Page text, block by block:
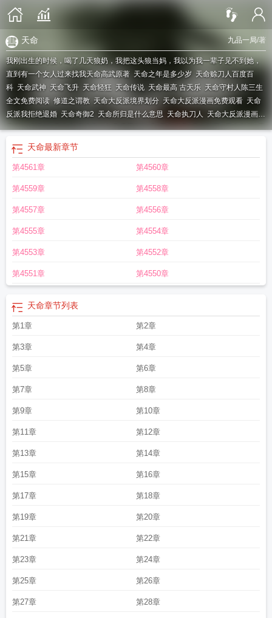
九品一局/著
天命
我刚出生的时候，喝了几天狼奶，我把这头狼当妈，我以为我一辈子见不到她，
直到有一个女人过来找我天命高武原著 天命之年是多少岁 天命赊刀人百度百
科 天命武神 天命飞升 天命轻狂 天命传说 天命最高 古天乐 天命守村人陈三生
全文免费阅读 修道之谓教 天命大反派境界划分 天命大反派漫画免费观看 天命
反派我拒绝退婚 天命奇御2 天命所归是什么意思 天命执刀人 天命大反派漫画免
费下拉式漫画天命大反派漫画免费观看下拉式天命师兄天命机甲天命所归天
命大反派顾长歌
天命胎珠
反派免费观看漫画
芒修道之谓教什么意思 天命难违天命反派
steam
天命之女 天命是什么意思
命什么意思
天命之年圆夙愿
游天命为凰 天命在我桉柏天命阎罗
之子天命赊刀人 天命之子短剧免费观看全集天命难违是什么意思
算
天命最新章节
第4561章 第4560章
第4559章 第4558章
第4557章 第4556章
第4555章 第4554章
第4553章 第4552章
第4551章 第4550章
天命章节列表
第1章 第2章
第3章 第4章
第5章 第6章
第7章 第8章
第9章 第10章
第11章 第12章
第13章 第14章
第15章 第16章
第17章 第18章
第19章 第20章
第21章 第22章
第23章 第24章
第25章 第26章
第27章 第28章